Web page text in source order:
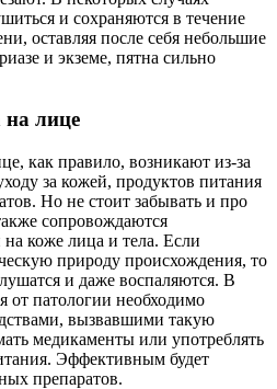
и сохраняются в течение
оставляя после себя небольшие
и экземе, пятна сильно
на лице
как правило, возникают из-за
за кожей, продуктов питания
Но не стоит забывать и про
сопровождаются
коже лица и тела. Если
природу происхождения, то
и даже воспаляются. В
от патологии необходимо
вызвавшими такую
медикаменты или употреблять
Эффективным будет
препаратов.